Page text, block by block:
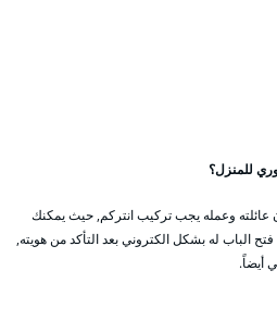
للمنزل؟
عائلته وعمله يجب تركيب انتركم, حيث يمكنك
الباب له بشكل الكتروني بعد التأكد من هويته,
أيضاً.